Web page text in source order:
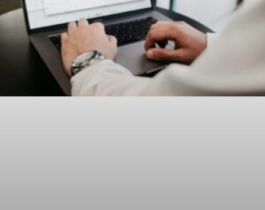
SELENGKAPNYA